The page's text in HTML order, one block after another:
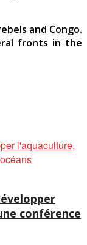
and Congo.
fronts in the
conférence